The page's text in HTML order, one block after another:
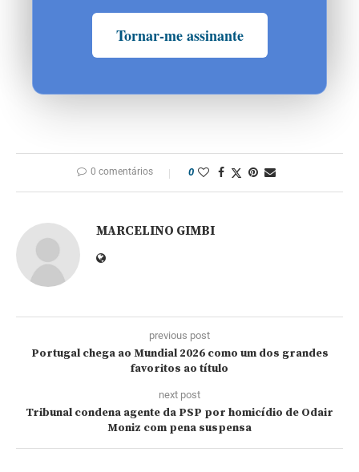
Tornar-me assinante
0 comentários 0
MARCELINO GIMBI
previous post
Portugal chega ao Mundial 2026 como um dos grandes
favoritos ao título
next post
Tribunal condena agente da PSP por homicídio de Odair
Moniz com pena suspensa